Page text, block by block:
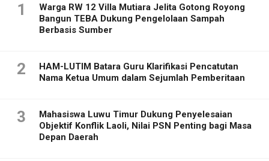
1
Warga RW 12 Villa Mutiara Jelita Gotong Royong
Bangun TEBA Dukung Pengelolaan Sampah
Berbasis Sumber
2
HAM-LUTIM Batara Guru Klarifikasi Pencatutan
Nama Ketua Umum dalam Sejumlah Pemberitaan
3
Mahasiswa Luwu Timur Dukung Penyelesaian
Objektif Konflik Laoli, Nilai PSN Penting bagi Masa
Depan Daerah